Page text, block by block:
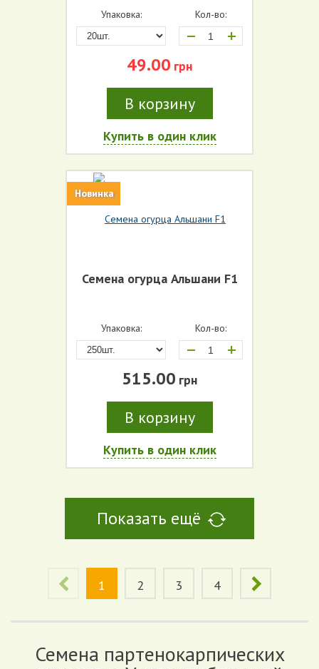
Упаковка: Кол-во:
+
49.00 грн
В корзину
Купить в один клик
Новинка
Семена огурца Альшани F1
Упаковка: Кол-во:
+
515.00 грн
В корзину
Купить в один клик
Показать ещё
1 2 3 4
Семена партенокарпических